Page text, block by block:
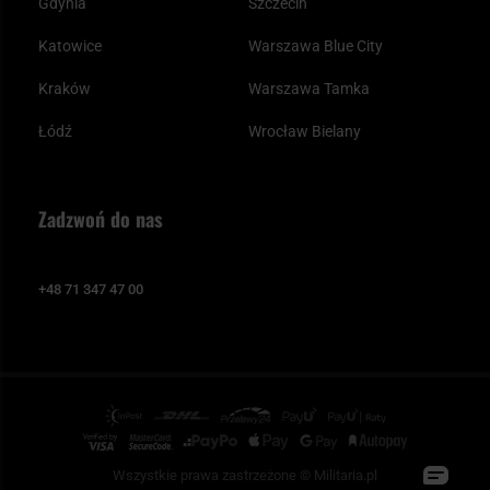
Katowice
Kraków
Łódź
Warszawa Blue City
Warszawa Tamka
Wrocław Bielany
Zadzwoń do nas
+48 71 347 47 00
Wszystkie prawa zastrzeżone © Militaria.pl